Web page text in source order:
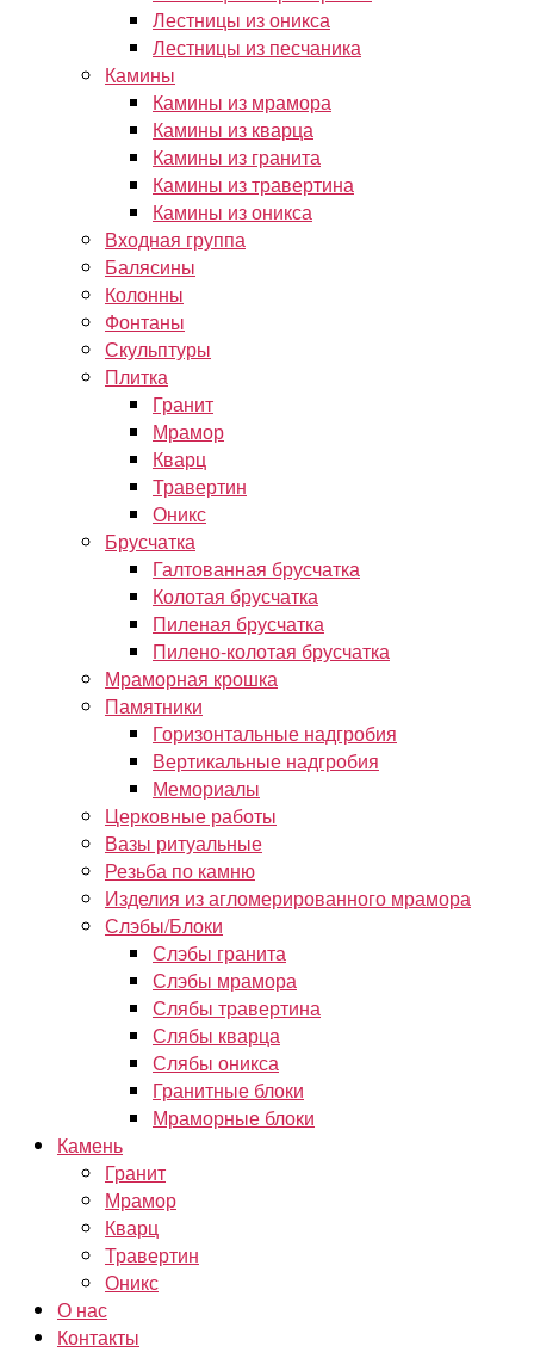
Лестницы из оникса
Лестницы из песчаника
Камины
Камины из мрамора
Камины из кварца
Камины из гранита
Камины из травертина
Камины из оникса
Входная группа
Балясины
Колонны
Фонтаны
Скульптуры
Плитка
Гранит
Мрамор
Кварц
Травертин
Оникс
Брусчатка
Галтованная брусчатка
Колотая брусчатка
Пиленая брусчатка
Пилено-колотая брусчатка
Мраморная крошка
Памятники
Горизонтальные надгробия
Вертикальные надгробия
Мемориалы
Церковные работы
Вазы ритуальные
Резьба по камню
Изделия из агломерированного мрамора
Слэбы/Блоки
Слэбы гранита
Слэбы мрамора
Слябы травертина
Слябы кварца
Слябы оникса
Гранитные блоки
Мраморные блоки
Камень
Гранит
Мрамор
Кварц
Травертин
Оникс
О нас
Контакты